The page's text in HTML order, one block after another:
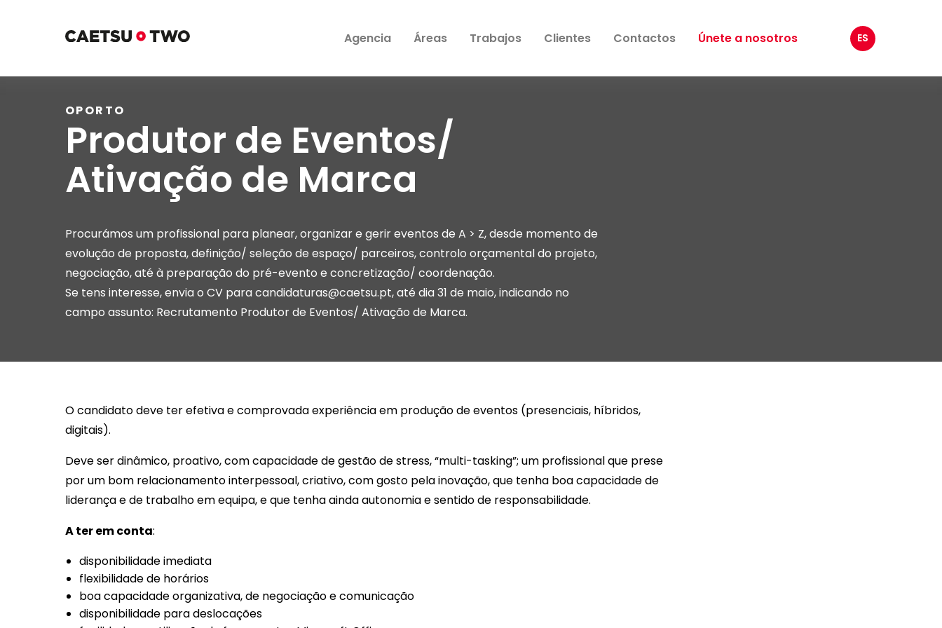
Agencia Áreas Trabajos Clientes Contactos Únete a nosotros ES
OPORTO
Produtor de Eventos/
Ativação de Marca
Procurámos um profissional para planear, organizar e gerir eventos de A > Z, desde momento de
evolução de proposta, definição/ seleção de espaço/ parceiros, controlo orçamental do projeto,
negociação, até à preparação do pré-evento e concretização/ coordenação.
Se tens interesse, envia o CV paracandidaturas@caetsu.pt, até dia 31 de maio, indicando no
campo assunto: Recrutamento Produtor de Eventos/ Ativação de Marca.
O candidato deve ter efetiva e comprovada experiência em produção de eventos (presenciais, híbridos,
digitais).
Deve ser dinâmico, proativo, com capacidade de gestão de stress, “multi-tasking”; um profissional que prese
por um bom relacionamento interpessoal, criativo, com gosto pela inovação, que tenha boa capacidade de
liderança e de trabalho em equipa, e que tenha ainda autonomia e sentido de responsabilidade.
A ter em conta:
disponibilidade imediata
flexibilidade de horários
boa capacidade organizativa, de negociação e comunicação
disponibilidade para deslocações